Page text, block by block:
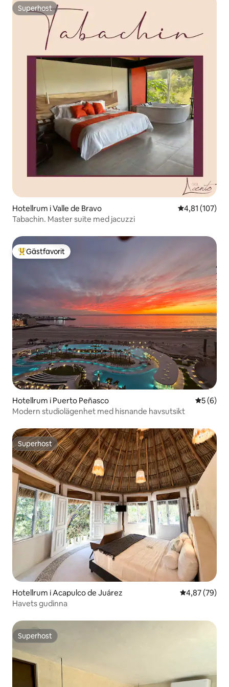
Superhost
Superhost
Hotellrum i Valle de Bravo 4,81 av 5 i
4,81 (107)
Tabachin. Master suite med jacuzzi
Populär gästfavorit
Gästfavorit
Hotellrum i Puerto Peñasco 5 av 5 i
5 (6)
Modern studiolägenhet med hisnande havsutsikt
Superhost
Superhost
Hotellrum i Acapulco de Juárez 4,87 av 5 i
4,87 (79)
Havets gudinna
Superhost
Superhost